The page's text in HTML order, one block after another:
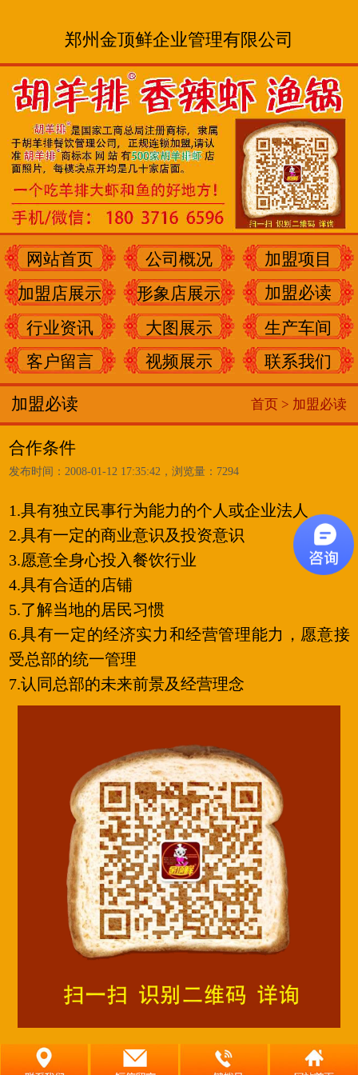
郑州金顶鲜企业管理有限公司
网站首页 公司概况
加盟项目
加盟店展示
形象店展示
加盟必读
行业资讯
大图展示
生产车间
客户留言
视频展示 联系我们
加盟必读 加盟必读
首页 >
合作条件
发布时间：2008-01-12 17:35:42，浏览量：7294
1.具有独立民事行为能力的个人或企业法人
2.具有一定的商业意识及投资意识
3.愿意全身心投入餐饮行业
4.具有合适的店铺
5.了解当地的居民习惯
6.具有一定的经济实力和经营管理能力，愿意接
受总部的统一管理
7.认同总部的未来前景及经营理念